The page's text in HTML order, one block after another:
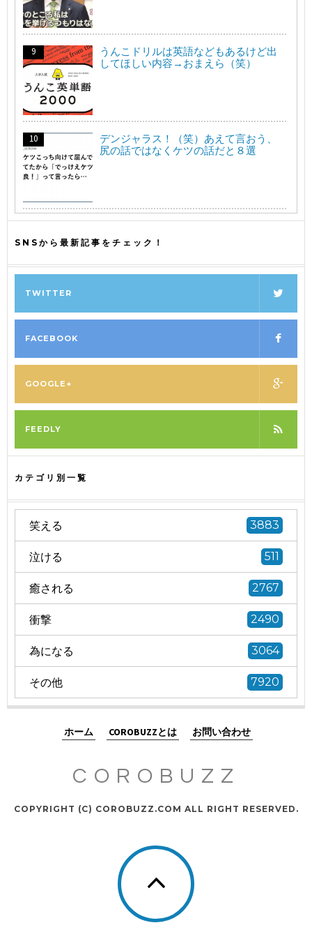
うんこドリルは英語などもあるけど出
してほしい内容→おまえら（笑）
デンジャラス！（笑）あえて言おう、
尻の話ではなくケツの話だと８選
SNSから最新記事をチェック！
TWITTER
FACEBOOK
GOOGLE+
FEEDLY
カテゴリ別一覧
笑える 3883
泣ける 511
癒される 2767
衝撃 2490
為になる 3064
その他 7920
ホーム COROBUZZとは お問い合わせ
COROBUZZ
COPYRIGHT (C) COROBUZZ.COM ALL RIGHT RESERVED.